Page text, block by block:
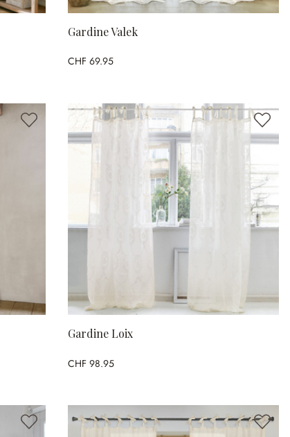
Gardine Valek
CHF 69.95
Gardine Loix
CHF 98.95